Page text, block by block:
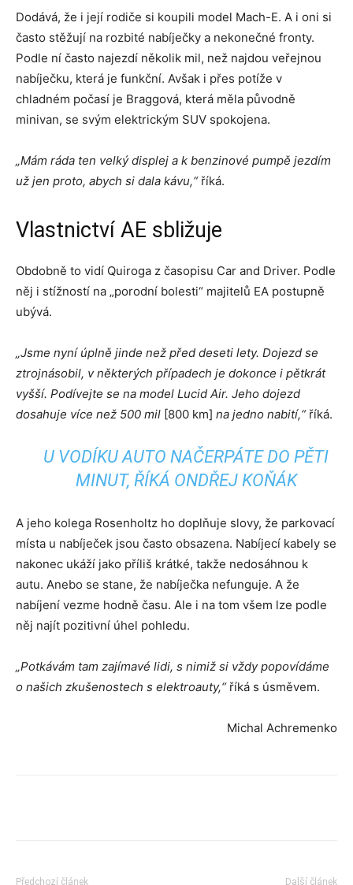
Dodává, že i její rodiče si koupili model Mach-E. A i oni si
často stěžují na rozbité nabíječky a nekonečné fronty.
Podle ní často najezdí několik mil, než najdou veřejnou
nabíječku, která je funkční. Avšak i přes potíže v
chladném počasí je Braggová, která měla původně
minivan, se svým elektrickým SUV spokojena.
„Mám ráda ten velký displej a k benzinové pumpě jezdím
už jen proto, abych si dala kávu,“říká.
Vlastnictví AE sbližuje
Obdobně to vidí Quiroga z časopisu Car and Driver. Podle
něj i stížností na „porodní bolesti“ majitelů EA postupně
ubývá.
„Jsme nyní úplně jinde než před deseti lety. Dojezd se
ztrojnásobil, v některých případech je dokonce i pětkrát
vyšší. Podívejte se na model Lucid Air. Jeho dojezd
dosahuje více než 500 mil [800 km] na jedno nabití,“říká.
U VODÍKU AUTO NAČERPÁTE DO PĚTI
MINUT, ŘÍKÁ ONDŘEJ KOŇÁK
A jeho kolega Rosenholtz ho doplňuje slovy, že parkovací
místa u nabíječek jsou často obsazena. Nabíjecí kabely se
nakonec ukáží jako příliš krátké, takže nedosáhnou k
autu. Anebo se stane, že nabíječka nefunguje. A že
nabíjení vezme hodně času. Ale i na tom všem lze podle
něj najít pozitivní úhel pohledu.
„Potkávám tam zajímavé lidi, s nimiž si vždy popovídáme
o našich zkušenostech s elektroauty,“říká s úsměvem.
Michal Achremenko
Předchozí článek Další článek